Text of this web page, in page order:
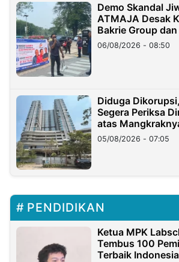
Demo Skandal
ATMAJA Desak
Bakrie Group
06/08/2026 - 08:50
Diduga
Segera Periksa
atas
05/08/2026 - 07:05
PENDIDIKAN
Ketua MPK
Tembus 100
Terbaik Indonesia